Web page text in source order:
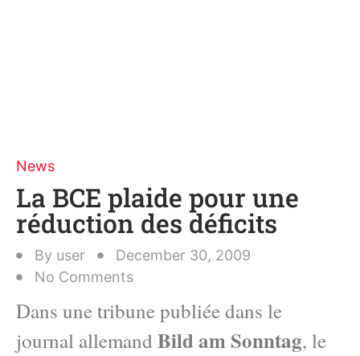
News
La BCE plaide pour une
réduction des déficits
By user
December 30, 2009
No Comments
Dans une tribune publiée dans le
journal allemand Bild am Sonntag, le